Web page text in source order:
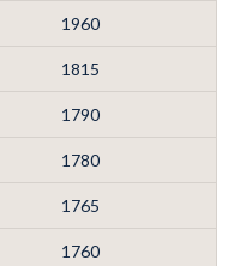
1960
1815
1790
1780
1765
1760